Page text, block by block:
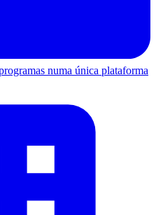
numa única plataforma